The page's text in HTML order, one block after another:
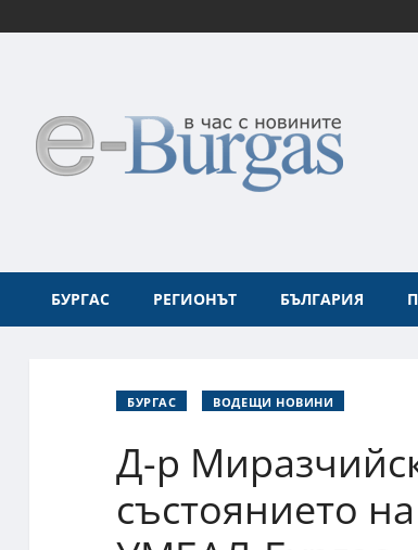
БУРГАС РЕГИОНЪТ БЪЛГАРИЯ
БУРГАС ВОДЕЩИ НОВИНИ
Д-р
състоянието